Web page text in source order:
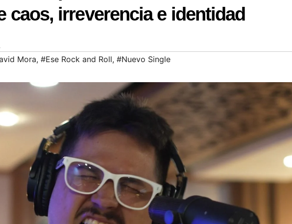
caos, irreverencia e identidad
Mora, #Ese Rock and Roll, #Nuevo Single